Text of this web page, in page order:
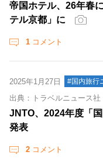
帝国ホテル、26年春
テル京都」に
1 コメント
2025年1月27日 #国内旅行
出典：トラベルニュース社
JNTO、2024年度「
発表
2 コメント